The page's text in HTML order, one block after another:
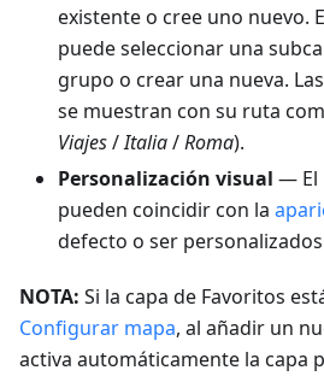
existente o cree uno nuevo.
puede seleccionar una
grupo o crear una nueva.
se muestran con su ruta
Viajes/Italia/Roma).
Personalización visual — El
pueden coincidir con la
defecto o ser
NOTA: Si la capa de Favoritos
Configurar mapa, al añadir un
activa automáticamente la capa